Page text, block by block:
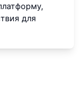
для